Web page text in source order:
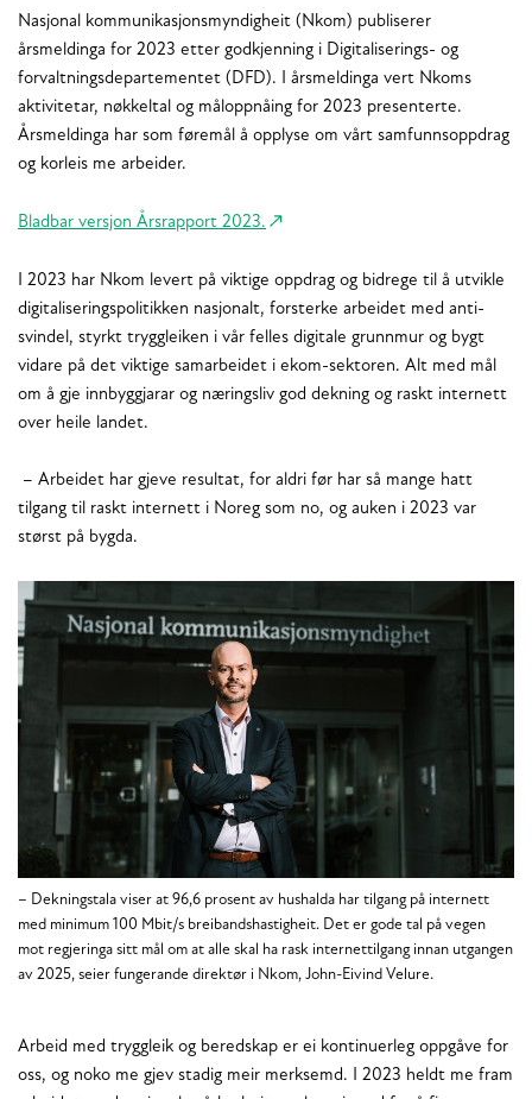
Nasjonal kommunikasjonsmyndigheit (Nkom) publiserer
årsmeldinga for 2023 etter godkjenning i Digitaliserings- og
forvaltningsdepartementet (DFD). I årsmeldinga vert Nkoms
aktivitetar, nøkkeltal og måloppnåing for 2023 presenterte.
Årsmeldinga har som føremål å opplyse om vårt samfunnsoppdrag
og korleis me arbeider.
Bladbar versjon Årsrapport 2023.
I 2023 har Nkom levert på viktige oppdrag og bidrege til å utvikle
digitaliseringspolitikken nasjonalt, forsterke arbeidet med anti-
svindel, styrkt tryggleiken i vår felles digitale grunnmur og bygt
vidare på det viktige samarbeidet i ekom-sektoren. Alt med mål
om å gje innbyggjarar og næringsliv god dekning og raskt internett
over heile landet.
– Arbeidet har gjeve resultat, for aldri før har så mange hatt
tilgang til raskt internett i Noreg som no, og auken i 2023 var
størst på bygda.
– Dekningstala viser at 96,6 prosent av hushalda har tilgang på internett
med minimum 100 Mbit/s breibandshastigheit. Det er gode tal på vegen
mot regjeringa sitt mål om at alle skal ha rask internettilgang innan utgangen
av 2025, seier fungerande direktør i Nkom, John-Eivind Velure.
Arbeid med tryggleik og beredskap er ei kontinuerleg oppgåve for
oss, og noko me gjev stadig meir merksemd. I 2023 heldt me fram